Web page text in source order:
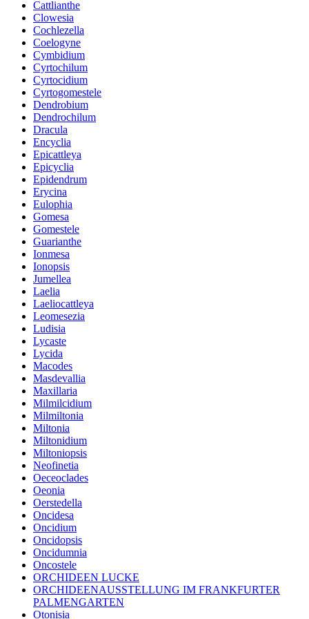
Cattlianthe
Clowesia
Cochlezella
Coelogyne
Cymbidium
Cyrtochilum
Cyrtocidium
Cyrtogomestele
Dendrobium
Dendrochilum
Dracula
Encyclia
Epicattleya
Epicyclia
Epidendrum
Erycina
Eulophia
Gomesa
Gomestele
Guarianthe
Ionmesa
Ionopsis
Jumellea
Laelia
Laeliocattleya
Leomesezia
Ludisia
Lycaste
Lycida
Macodes
Masdevallia
Maxillaria
Milmilcidium
Milmiltonia
Miltonia
Miltonidium
Miltoniopsis
Neofinetia
Oeceoclades
Oeonia
Oerstedella
Oncidesa
Oncidium
Oncidopsis
Oncidumnia
Oncostele
ORCHIDEEN LUCKE
ORCHIDEENAUSSTELLUNG IM FRANKFURTER
PALMENGARTEN
Otonisia